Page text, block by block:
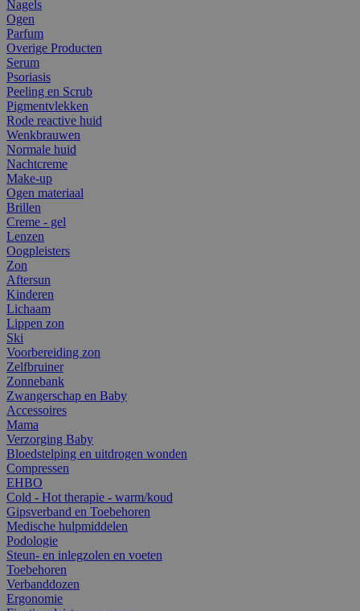
Nagels
Ogen
Parfum
Overige Producten
Serum
Psoriasis
Peeling en Scrub
Pigmentvlekken
Rode reactive huid
Wenkbrauwen
Normale huid
Nachtcreme
Make-up
Ogen materiaal
Brillen
Creme - gel
Lenzen
Oogpleisters
Zon
Aftersun
Kinderen
Lichaam
Lippen zon
Ski
Voorbereiding zon
Zelfbruiner
Zonnebank
Zwangerschap en Baby
Accessoires
Mama
Verzorging Baby
Bloedstelping en uitdrogen wonden
Compressen
EHBO
Cold - Hot therapie - warm/koud
Gipsverband en Toebehoren
Medische hulpmiddelen
Podologie
Steun- en inlegzolen en voeten
Toebehoren
Verbanddozen
Ergonomie